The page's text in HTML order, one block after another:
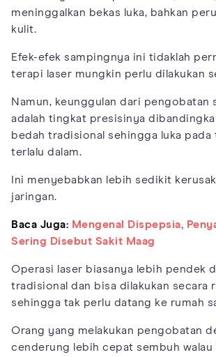
meninggalkan bekas luka, bahkan
kulit.
Efek-efek sampingnya ini tidaklah
terapi laser mungkin perlu dilakukan
Namun, keunggulan dari pengobatan
adalah tingkat presisinya
bedah tradisional sehingga luka pada
terlalu dalam.
Ini menyebabkan lebih sedikit
jaringan.
Baca Juga: Mengenal Dispepsia,
Sering Disebut Sakit Maag
Operasi laser biasanya lebih pendek
tradisional dan bisa dilakukan secara
sehingga tak perlu datang ke rumah
Orang yang melakukan pengobatan
cenderung lebih cepat sembuh